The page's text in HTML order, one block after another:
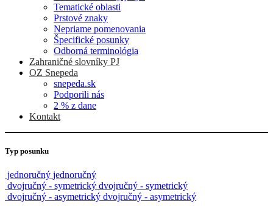
Tematické oblasti
Prstové znaky
Nepriame pomenovania
Špecifické posunky
Odborná terminológia
Zahraničné slovníky PJ
OZ Snepeda
snepeda.sk
Podporili nás
2 % z dane
Kontakt
Typ posunku
jednoručný jednoručný
dvojručný - symetrický dvojručný - symetrický
dvojručný - asymetrický dvojručný - asymetrický